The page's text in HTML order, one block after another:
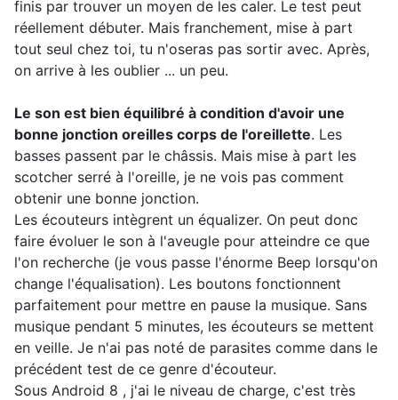
finis par trouver un moyen de les caler. Le test peut
réellement débuter. Mais franchement, mise à part
tout seul chez toi, tu n'oseras pas sortir avec. Après,
on arrive à les oublier ... un peu.
Le son est bien équilibré à condition d'avoir une
bonne jonction oreilles corps de l'oreillette. Les
basses passent par le châssis. Mais mise à part les
scotcher serré à l'oreille, je ne vois pas comment
obtenir une bonne jonction.
Les écouteurs intègrent un équalizer. On peut donc
faire évoluer le son à l'aveugle pour atteindre ce que
l'on recherche (je vous passe l'énorme Beep lorsqu'on
change l'équalisation). Les boutons fonctionnent
parfaitement pour mettre en pause la musique. Sans
musique pendant 5 minutes, les écouteurs se mettent
en veille. Je n'ai pas noté de parasites comme dans le
précédent test de ce genre d'écouteur.
Sous Android 8 , j'ai le niveau de charge, c'est très